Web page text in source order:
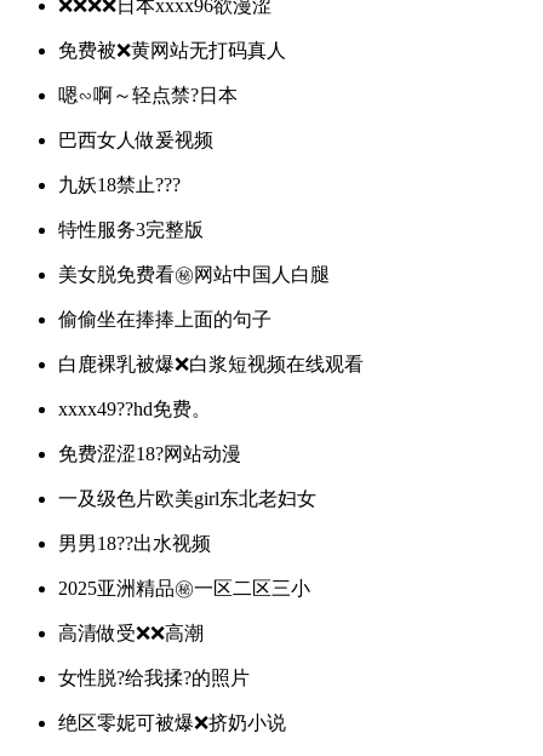
❌❌❌❌日本xxxx96欲漫涩
免费被❌黄网站无打码真人
嗯∽啊～轻点禁?日本
巴西女人做爰视频
九妖18禁止???
特性服务3完整版
美女脱免费看㊙️网站中国人白腿
偷偷坐在捧捧上面的句子
白鹿裸乳被爆❌白浆短视频在线观看
xxxx49??hd免费。
免费涩涩18?️网站动漫
一及级色片欧美girl东北老妇女
男男18??出水视频
2025亚洲精品㊙️一区二区三小
高清做受❌❌高潮
女性脱?给我揉?的照片
绝区零妮可被爆❌挤奶小说